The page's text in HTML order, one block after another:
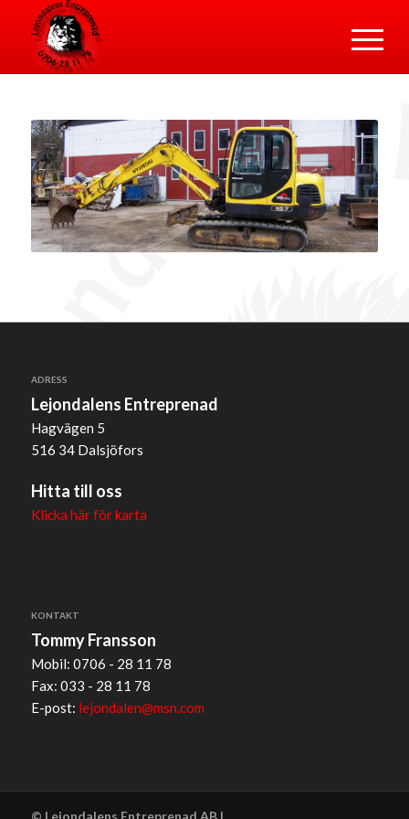
ADRESS
Lejondalens Entreprenad
Hagvägen 5
516 34 Dalsjöfors
Hitta till oss
Klicka här för karta
KONTAKT
Tommy Fransson
Mobil: 0706 - 28 11 78
Fax: 033 - 28 11 78
E-post: lejondalen@msn.com
© Lejondalens Entreprenad AB |